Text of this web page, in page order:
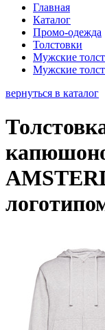
Главная
Каталог
Промо-одежда
Толстовки
Мужские
Мужские
вернуться в каталог